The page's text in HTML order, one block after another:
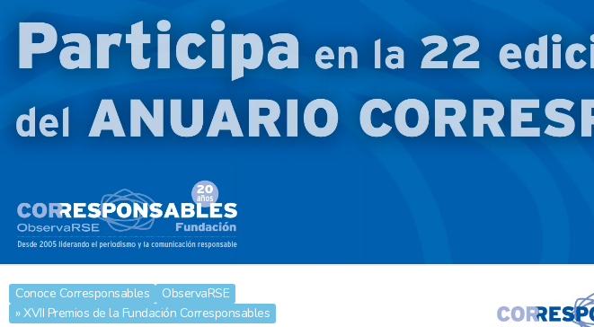
Conoce Corresponsables
ObservaRSE
» XVII Premios de la Fundación Corresponsables